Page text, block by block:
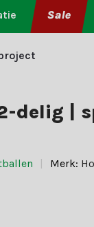
Sale
delig |
Merk: